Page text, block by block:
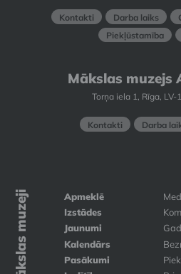
Kontakti Darba laiks
Piekļūstamība
Mākslas muzejs
Torņa iela 1, Rīga, LV-
Kontakti Darba
Mākslas muzeji
Apmeklē
Izstādes
Jaunumi
Kalendārs
Pasākumi